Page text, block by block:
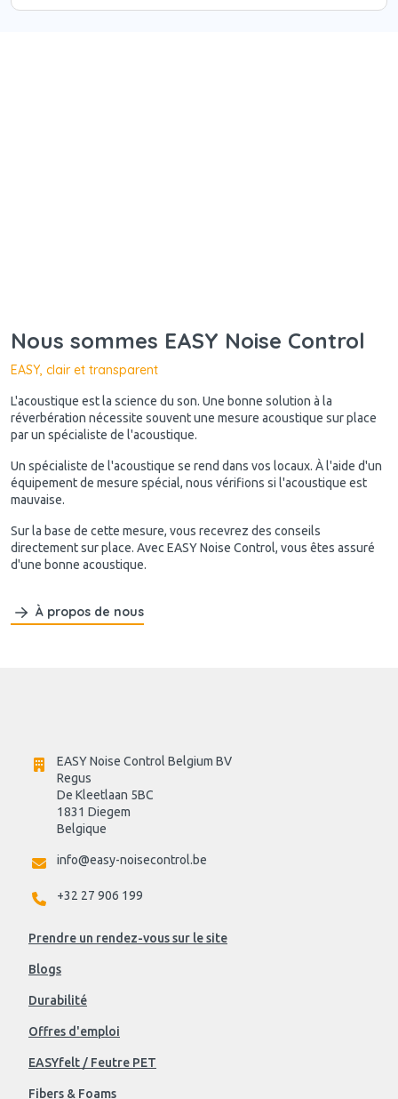
Nous sommes EASY Noise Control
EASY, clair et transparent
L'acoustique est la science du son. Une bonne solution à la
réverbération nécessite souvent une mesure acoustique sur place
par un spécialiste de l'acoustique.
Un spécialiste de l'acoustique se rend dans vos locaux. À l'aide d'un
équipement de mesure spécial, nous vérifions si l'acoustique est
mauvaise.
Sur la base de cette mesure, vous recevrez des conseils
directement sur place. Avec EASY Noise Control, vous êtes assuré
d'une bonne acoustique.
À propos de nous
EASY Noise Control Belgium BV
Regus
De Kleetlaan 5BC
1831 Diegem
Belgique
info@easy-noisecontrol.be
+32 27 906 199
Prendre un rendez-vous sur le site
Blogs
Durabilité
Offres d'emploi
EASYfelt / Feutre PET
Fibers & Foams